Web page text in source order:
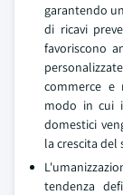
garantendo
di ricavi
favoriscono
commerce
modo in cui
domestici
la crescita del
tendenza